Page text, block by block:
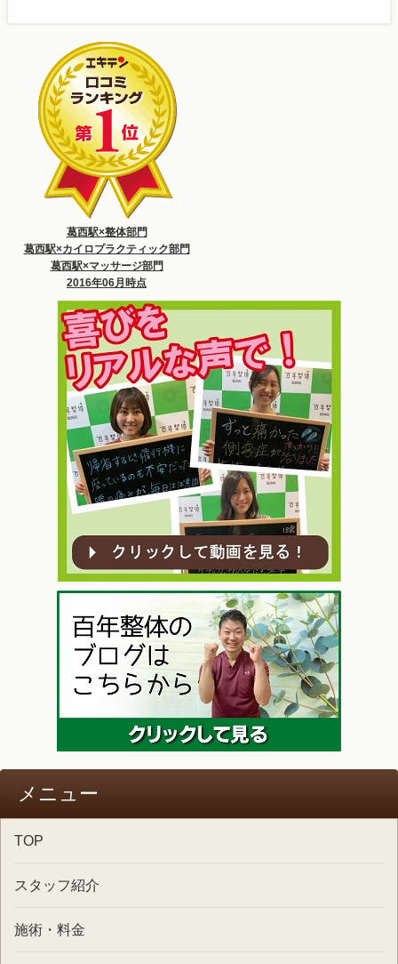
葛西駅×整体部門
葛西駅×カイロプラクティック部門
葛西駅×マッサージ部門
2016年06月時点
メニュー
TOP
スタッフ紹介
施術・料金